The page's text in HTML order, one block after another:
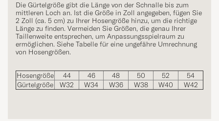
Die Gürtelgröße gibt die Länge von der Schnalle bis zum
mittleren Loch an. Ist die Größe in Zoll angegeben, fügen Sie
2 Zoll (ca. 5 cm) zu Ihrer Hosengröße hinzu, um die richtige
Länge zu finden. Vermeiden Sie Größen, die genau Ihrer
Taillenweite entsprechen, um Anpassungsspielraum zu
ermöglichen. Siehe Tabelle für eine ungefähre Umrechnung
von Hosengrößen.
Hosengröße 44 46 48 50 52
54
Gürtelgröße
W32 W34 W36 W38 W40 W42